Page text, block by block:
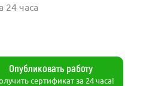
24 часа
Опубликовать работу
сертификат за 24 часа!